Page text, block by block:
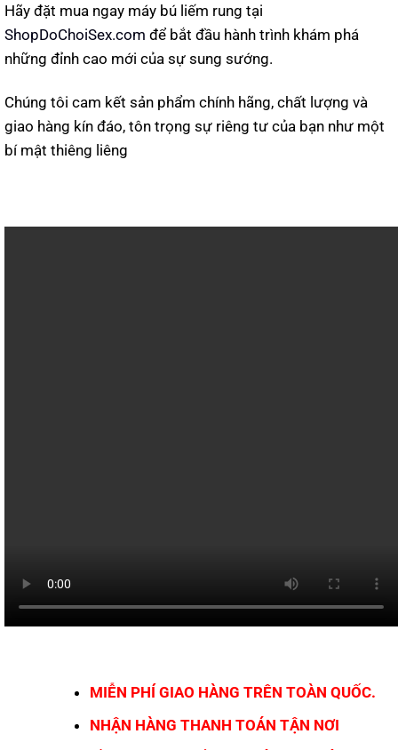
Hãy đặt mua ngay máy bú liếm rung tại
ShopDoChoiSex.com để bắt đầu hành trình khám phá
những đỉnh cao mới của sự sung sướng.
Chúng tôi cam kết sản phẩm chính hãng, chất lượng và
giao hàng kín đáo, tôn trọng sự riêng tư của bạn như một
bí mật thiêng liêng
MIỄN PHÍ GIAO HÀNG TRÊN TOÀN QUỐC.
NHẬN HÀNG THANH TOÁN TẬN NƠI